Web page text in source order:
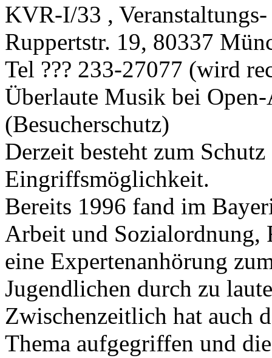
KVR-I/33 ,
Ruppertstr. 19, 80337
Tel ??? 233-27077 (wird
Überlaute Musik bei
(Besucherschutz)
Derzeit besteht zum
Eingriffsmöglichkeit.
Bereits 1996 fand im
Arbeit und Sozialordnung,
eine Expertenanhörung
Jugendlichen durch zu
Zwischenzeitlich hat auch
Thema aufgegriffen und